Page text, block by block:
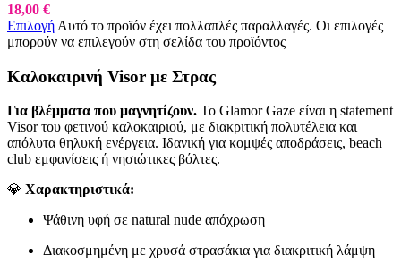
18,00 €
Επιλογή Αυτό το προϊόν έχει πολλαπλές παραλλαγές. Οι επιλογές
μπορούν να επιλεγούν στη σελίδα του προϊόντος
Καλοκαιρινή Visor με Στρας
Για βλέμματα που μαγνητίζουν. Το Glamor Gaze είναι η statement
Visor του φετινού καλοκαιριού, με διακριτική πολυτέλεια και
απόλυτα θηλυκή ενέργεια. Ιδανική για κομψές αποδράσεις, beach
club εμφανίσεις ή νησιώτικες βόλτες.
💎 Χαρακτηριστικά:
Ψάθινη υφή σε natural nude απόχρωση
Διακοσμημένη με χρυσά στρασάκια για διακριτική λάμψη